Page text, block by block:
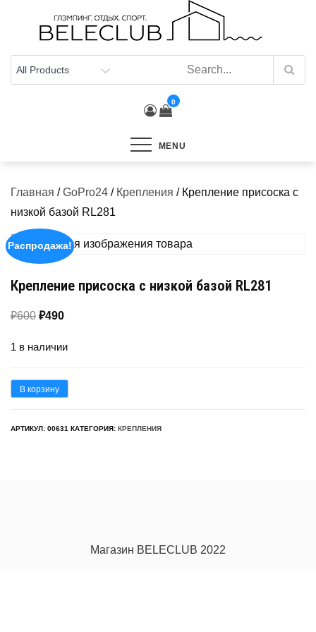
0
MENU
Главная /GoPro24 / Крепления / Крепление присоска с
низкой базой RL281
Распродажа!
Крепление присоска с низкой базой RL281
₽600 Первоначальная
составляла
₽490Текущая
₽490.
1 в наличии
Количество
Крепление
В корзину
АРТИКУЛ: 00631 КАТЕГОРИЯ: КРЕПЛЕНИЯ
Магазин BELECLUB 2022